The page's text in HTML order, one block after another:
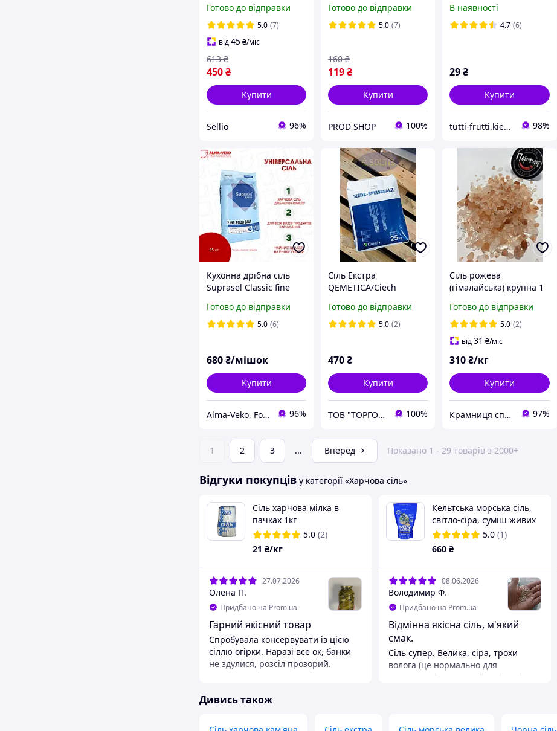
1 гатунок мішок солі
артем сіль Донецька
залишки 2022 краще за
дрогобицьку
Готово до відправки
5.0 (7)
від45₴/міс
450₴
613 ₴
Купити
Sellio 96%
Готово до відправки
5.0 (7)
119₴
160 ₴
Купити
PROD SHOP 100%
В наявності
4.7 (6)
29₴
Купити
tutti-frutti.kiev.ua 98%
Кухонна дрібна сіль
Suprasel Classic fine
25 кг
Готово до відправки
5.0 (6)
680₴/мішок
Купити
Аlma-Veko, Food 96%
Сіль Екстра
QEMETICA/Ciech
мішок 25 кг
Готово до відправки
5.0 (2)
470₴
Купити
ТОВ "ТОРГОВА КОМПАНІЯ "СОЛТІС" 100%
Сіль рожева
(гімалайська) крупна 1
Готово до відправки
5.0 (2)
від31 ₴/міс
310₴/кг
Купити
Крамниця спецій "Перчика" 97%
1 2 3 ... Вперед Показано 1 - 29 товарів з 2000+
Відгуки покупців у категорії «Харчова сіль»
Сіль харчова мілка в
пачках 1кг
5.0 (2)
21 ₴/кг
27.07.2026
Олена П.
Придбано на Prom.ua
Гарний якісний товар
Спробувала консервувати із цією
сіллю огірки. Наразі все ок, банки
не здулися, розсіл прозорий.
Недоліки
Кельтська морська сіль,
світло-сіра, суміш живих
мінералів, 454 грм.
5.0 (1)
660 ₴
08.06.2026
Володимир Ф.
Придбано на Prom.ua
Відмінна якісна сіль, м'який
смак.
Сіль супер. Велика, сіра, трохи
волога (це нормально для
справжньої кельтської солі, оскільки
наприкінці. Ідеально підходить для
Дивись також